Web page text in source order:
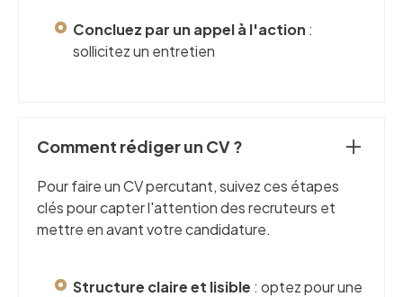
Concluez par un appel à l'action :
sollicitez un entretien
Comment rédiger un CV ?
Pour faire un CV percutant, suivez ces étapes
clés pour capter l'attention des recruteurs et
mettre en avant votre candidature.
Structure claire et lisible : optez pour une